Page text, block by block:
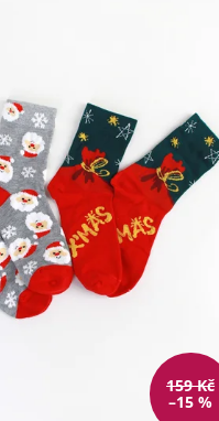
159 Kč
–15 %